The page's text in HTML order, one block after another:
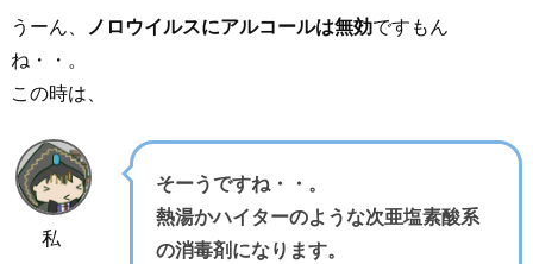
うーん、 ノロウイルスにアルコールは無効ですもん
ね・・。
この時は、
私
そーうですね・・。
熱湯かハイターのような次亜塩素酸系
の消毒剤になります。